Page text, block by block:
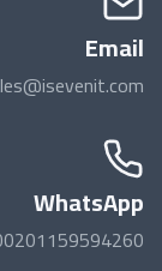
Email
WhatsApp